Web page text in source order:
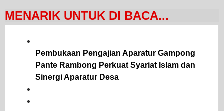
MENARIK UNTUK DI BACA...
Pembukaan Pengajian Aparatur Gampong
Pante Rambong Perkuat Syariat Islam dan
Sinergi Aparatur Desa